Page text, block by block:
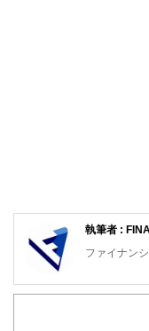
執筆者 :
ファイナン
知識がない